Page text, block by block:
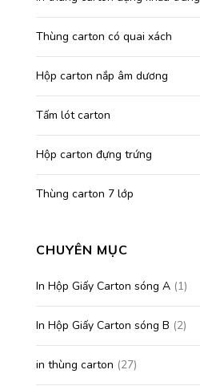
Thùng carton có quai xách
Hộp carton nắp âm dương
Tấm lót carton
Hộp carton đựng trứng
Thùng carton 7 lớp
CHUYÊN MỤC
In Hộp Giấy Carton sóng A (1)
In Hộp Giấy Carton sóng B (2)
in thùng carton (27)